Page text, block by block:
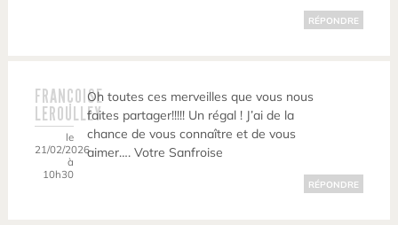
RÉPONDRE
FRANÇOISE
LEROULLEY
le
21/02/2026
à
10h30
Oh toutes ces merveilles que vous nous
faites partager!!!!! Un régal ! J’ai de la
chance de vous connaître et de vous
aimer…. Votre Sanfroise
RÉPONDRE